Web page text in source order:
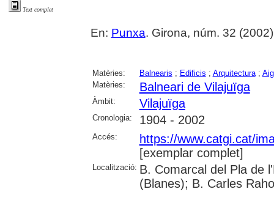
Text complet
En: Punxa. Girona, núm. 32
Matèries: Balnearis ; Edificis ; Arquitectura;
Matèries:
Balneari de Vilajuïga
Àmbit: Vilajuïga
Cronologia: 1904 - 2002
Accés:
https://www.catgi.cat/
[exemplar complet]
Localització: B. Comarcal del Pla de
(Blanes); B. Carles